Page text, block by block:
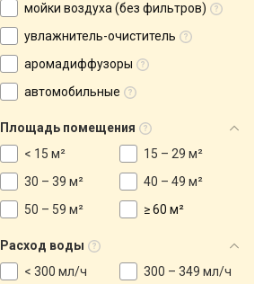
мойки воздуха (без фильтров)
увлажнитель-очиститель
аромадиффузоры
автомобильные
Площадь помещения
< 15 м²
15 – 29 м²
30 – 39 м²
40 – 49 м²
50 – 59 м²
≥ 60 м²
Расход воды
< 300 мл/ч
300 – 349 мл/ч